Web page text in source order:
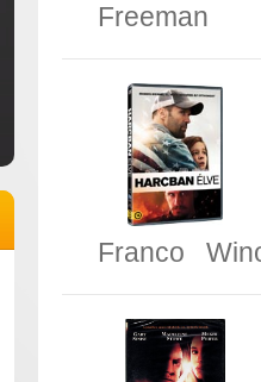
Freeman
Franco